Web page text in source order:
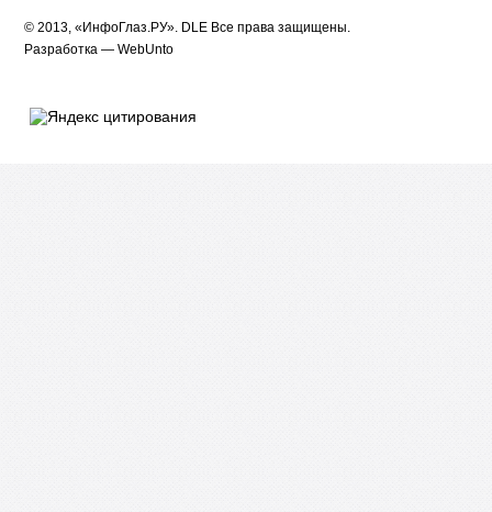
© 2013, «ИнфоГлаз.РУ». DLE Все права защищены.
Разработка —WebUnto